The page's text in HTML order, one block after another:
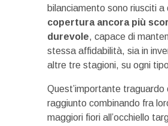
bilanciamento sono riusciti a
copertura ancora più
durevole, capace di
stessa affidabilità, sia in
altre tre stagioni, su ogni
Quest’importante traguardo
raggiunto combinando fra
maggiori fiori all’occhiello